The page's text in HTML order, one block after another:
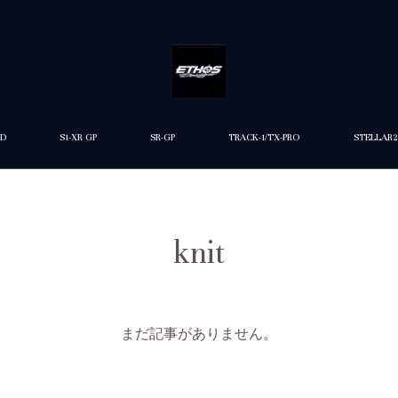
S1-XR GP SR-GP TRACK-1/TX-PRO STELLAR2
knit
まだ記事がありません。